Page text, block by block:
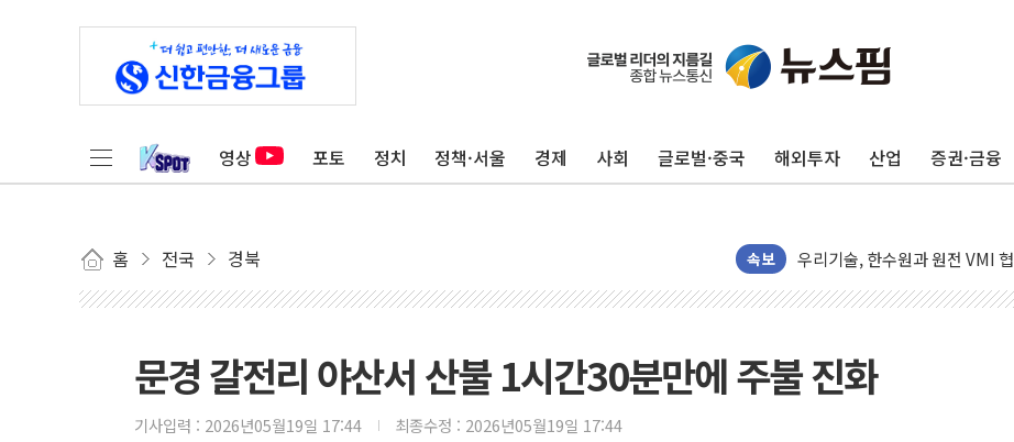
영상 포토 정치 정책·서울 경제 사회 글로벌·중국 해외투자 산업 증권·금융
홈 전국 경북 속보
비츠로시스 "비츠로일렉, 인니
양희전 삼척시의원 "관광객 수
삼척시의회, 1회 추경·조례안
부동산 세제개편 입법의견
에이치시티, 허봉재·권용택 공
쿨링생리대 브랜드 '쏘피 쿨링프
문경 갈전리 야산서 산불 1시간30분만에 주불 진화
기사입력 : 2026년05월19일 17:44 최종수정 : 2026년05월19일 17:44